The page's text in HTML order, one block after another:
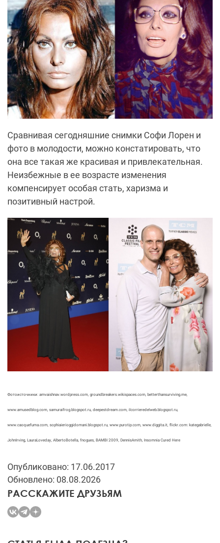
Сравнивая сегодняшние снимки Софи Лорен и
фото в молодости, можно констатировать, что
она все такая же красивая и привлекательная.
Неизбежные в ее возрасте изменения
компенсирует особая стать, харизма и
позитивный настрой.
Фотоисточники: amvaishnav.wordpress.com, groundbreakers.wikispaces.com, betterthansurviving.me,
www.amusedblog.com, samuraifrog.blogspot.ru, deepestdream.com, ilcorrieredelweb.blogspot.ru,
www.caoquefuma.com, sophiaierioggidomani.blogspot.ru, www.purotip.com, www.diggita.it, flickr.com: kategabrielle,
JohnIrving, LauraLoveday, AlbertoBotella, fnogues, BAMBI 2009, DennisAmith, Insomnia Cured Here
Опубликовано: 17.06.2017
Обновлено: 08.08.2026
РАССКАЖИТЕ ДРУЗЬЯМ